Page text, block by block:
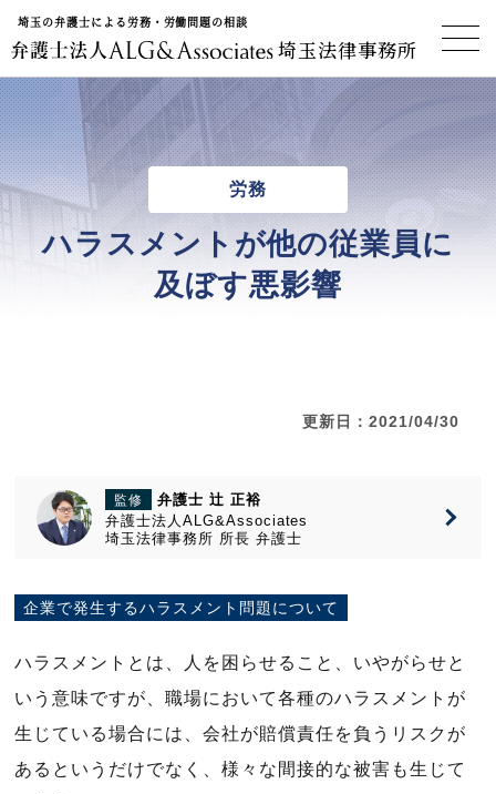
埼玉の弁護士による労務・労働問題の相談
埼玉法律事務所
労務
ハラスメントが他の従業員に
及ぼす悪影響
更新日：2021/04/30
監修
弁護士 辻 正裕
弁護士法人ALG&Associates
埼玉法律事務所 所長 弁護士
企業で発生するハラスメント問題について
ハラスメントとは、人を困らせること、いやがらせと
いう意味ですが、職場において各種のハラスメントが
生じている場合には、会社が賠償責任を負うリスクが
あるというだけでなく、様々な間接的な被害も生じて